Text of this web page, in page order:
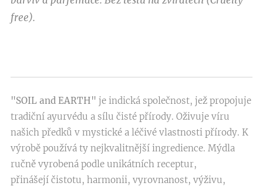
free).
"SOIL and EARTH" je indická společnost, jež propojuje
tradiční ayurvédu a sílu čisté přírody. Oživuje víru
našich předků v mystické a léčivé vlastnosti přírody. K
výrobě používá ty nejkvalitnější ingredience. Mýdla
ručně vyrobená podle unikátních receptur,
přinášejí čistotu, harmonii, vyrovnanost, výživu,